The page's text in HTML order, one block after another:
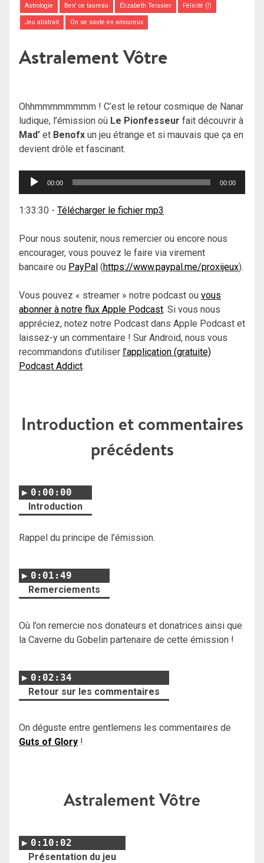
Astrologie Ben' ce taureau Élizabeth Teissier Félicité (!)
Jeu abstrait On se saute en amoureux
Astralement Vôtre
Ohhmmmmmmmm ! C’est le retour cosmique de Nanar
ludique, l’émission où Le Pionfesseur fait découvrir à
Mad’ et Benofx un jeu étrange et si mauvais que ça en
devient drôle et fascinant.
Lecteur
00:00 00:00
1:33:30 - Télécharger le fichier mp3
Pour nous soutenir, nous remercier ou encore nous
encourager, vous pouvez le faire via virement
bancaire ou PayPal (https://www.paypal.me/proxijeux).
Vous pouvez « streamer » notre podcast ou vous
abonner à notre flux Apple Podcast. Si vous nous
appréciez, notez notre Podcast dans Apple Podcast et
laissez-y un commentaire ! Sur Android, nous vous
recommandons d’utiliser l’application (gratuite)
Podcast Addict.
Introduction et commentaires
précédents
0:00:00
Introduction
Rappel du principe de l’émission.
0:01:49
Remerciements
Où l’on remercie nos donateurs et donatrices ainsi que
la Caverne du Gobelin partenaire de cette émission !
0:02:34
Retour sur les commentaires
On déguste entre gentlemens les commentaires de
Guts of Glory !
Astralement Vôtre
0:10:02
Présentation du jeu